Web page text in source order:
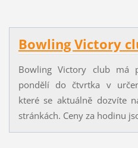
Bowling Victory
Bowling Victory club má
pondělí do čtvrtka v
které se aktuálně dozvíte
stránkách. Ceny za hodinu